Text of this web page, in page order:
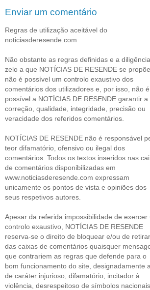
Enviar um comentário
Regras de utilização aceitável do
noticiasderesende.com
Não obstante as regras definidas e a
zelo a que NOTÍCIAS DE RESENDE se propõe,
não é possível um controlo exaustivo dos
comentários dos utilizadores e, por isso, não é
possível a NOTÍCIAS DE RESENDE garantir a
correção, qualidade, integridade, precisão ou
veracidade dos referidos comentários.
NOTÍCIAS DE RESENDE não é responsável
teor difamatório, ofensivo ou ilegal dos
comentários. Todos os textos inseridos nas
de comentários disponibilizadas em
www.noticiasderesende.com expressam
unicamente os pontos de vista e opiniões dos
seus respetivos autores.
Apesar da referida impossibilidade de exercer
controlo exaustivo, NOTÍCIAS DE RESENDE
reserva-se o direito de bloquear e/ou de retirar
das caixas de comentários quaisquer
que contrariem as regras que defende para o
bom funcionamento do site, designadamente
de caráter injurioso, difamatório, incitador à
violência, desrespeitoso de símbolos nacionais,